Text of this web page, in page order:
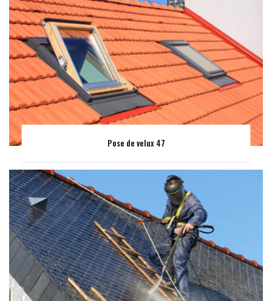
Pose de velux 47